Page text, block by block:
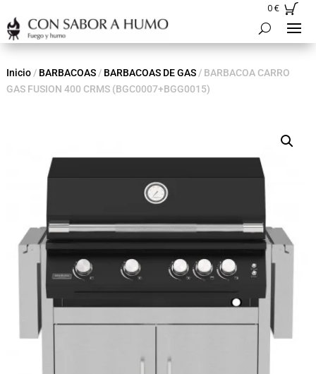
0€
Inicio/ BARBACOAS/ BARBACOAS DE GAS/ BARBACOA CARRO
GAS FUSION 400 CRMS (BGC0007+BGG0015)